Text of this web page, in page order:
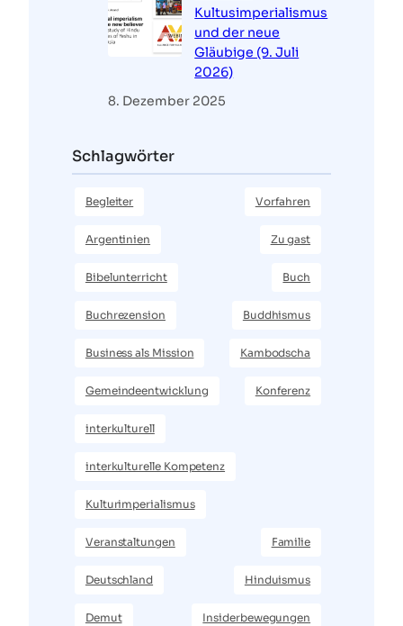
Kultusimperialismus
und der neue
Gläubige (9. Juli
2026)
8. Dezember 2025
Schlagwörter
Begleiter Vorfahren
Argentinien Zu gast
Bibelunterricht Buch
Buchrezension Buddhismus
Business als Mission Kambodscha
Gemeindeentwicklung Konferenz
interkulturell
interkulturelle Kompetenz
Kulturimperialismus
Veranstaltungen Familie
Deutschland Hinduismus
Demut Insiderbewegungen